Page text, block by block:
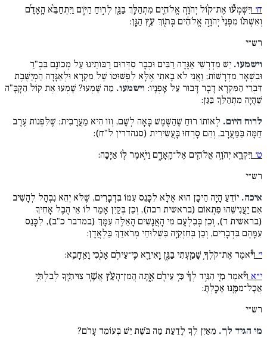
ח׳ וַיִּשְׁמְע֞וּ אֶת־ק֨וֹל יְהֹוָ֧ה אֱלֹהִ֛ים מִתְהַלֵּ֥ךְ בַּגָּ֖ן לְר֣וּחַ הַיּ֑וֹם וַיִּתְחַבֵּ֨א הָֽאָדָ֜ם
וְאִשְׁתּ֗וֹ מִפְּנֵי֙ יְהֹוָ֣ה אֱלֹהִ֔ים בְּת֖וֹךְ עֵ֥ץ הַגָּֽן:
רש״י
וישמעו. יֵשׁ מִדְרְשֵׁי אַגָּדָה רַבִּים וּכְבָר סִדְּרוּם רַבּוֹתֵינוּ עַל מְכוֹנָם בִּבְ"רַ
וּבִשְׁאָר מִדְרָשׁוֹת; וַאֲנִי לֹא בָאתִי אֶלָּא לִפְשׁוּטוֹ שֶׁל מִקְרָא וּלְאַגָּדָה הַמְיַשֶּׁבֶת
דִּבְרֵי הַמִּקְרָא דָבָר דָּבוּר עַל אׇפְנָיו: וישמעו. מַה שָּׁמְעוּ? שָׁמְעוּ אֶת קוֹל הַקָּבָּ"ה
שֶׁהָיָה מִתְהַלֵּךְ בַּגַּן:
לרוח היום. לְאוֹתוֹ רוּחַ שֶׁהַשֶּׁמֶשׁ בָּאָה לְשָׁם, וְזוֹ הִיא מַעֲרָבִית; שֶׁלִּפְנוֹת עֶרֶב
חַמָּה בַּמַּעֲרָב, וְהֵם סָרְחוּ בָּעֲשִׂירִית (סנהדרין ל"ח):
ט׳ וַיִּקְרָ֛א יְהֹוָ֥ה אֱלֹהִ֖ים אֶל־הָֽאָדָ֑ם וַיֹּ֥אמֶר ל֖וֹ אַיֶּֽכָּה:
רש״י
איכה. יוֹדֵעַ הָיָה הֵיכָן הוּא אֶלָּא לִכָּנֵס עִמּוֹ בִּדְבָרִים, שֶׁלֹּא יְהֵא נִבְהָל לְהָשִׁיב
אִם יַעֲנִישֵׁהוּ פִּתְאוֹם (בראשית רבה), וְכֵן בְּקַיִן אָמַר לוֹ אֵי הֶבֶל אָחִיךָ
(בראשית ד), וְכֵן בְּבִלְעָם מִי הָאֲנָשִׁים הָאֵלֶּה עִמָּךְ (במדבר כ"ב), לִכָּנֵס
עִמָּהֶם בִּדְבָרִים, וְכֵן בְּחִזְקִיָּה בִּשְׁלוּחֵי מְרֹאדַךְ בַּלְאֲדָן:
י׳ וַיֹּ֕אמֶר אֶת־קֹֽלְךָ֥ שָׁמַ֖עְתִּי בַּגָּ֑ן וָֽאִירָ֛א כִּֽי־עֵירֹ֥ם אָנֹ֖כִי וָאֵֽחָבֵֽא:
י״א וַיֹּ֕אמֶר מִ֚י הִגִּ֣יד לְךָ֔ כִּ֥י עֵירֹ֖ם אָ֑תָּה הֲמִן־הָעֵ֗ץ אֲשֶׁ֧ר צִוִּיתִ֛יךָ לְבִלְתִּ֥י
אֲכָל־מִמֶּ֖נּוּ אָכָֽלְתָּ:
רש״י
מי הגיד לך. מֵאַיִן לְךָ לָדַעַת מַה בֹּשֶׁת יֵשׁ בְּעוֹמֵד עָרֹם?